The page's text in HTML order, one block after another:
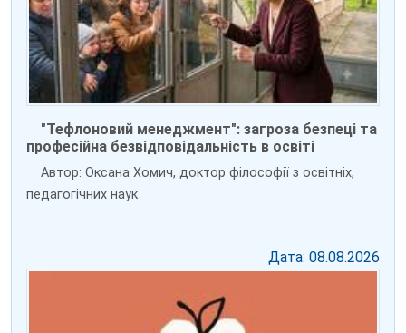
"Тефлоновий менеджмент": загроза безпеці та
професійна безвідповідальність в освіті
Автор: Оксана Хомич, доктор філософії з освітніх,
педагогічних наук
Дата: 08.08.2026